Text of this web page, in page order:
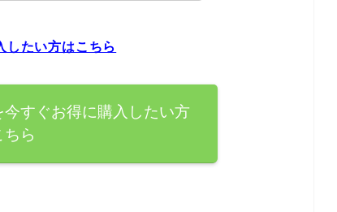
したい方はこちら
すぐお得に購入したい方
ちら